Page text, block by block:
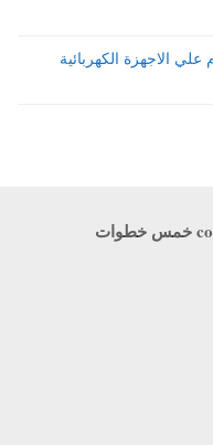
2026 في عيد الأم علي الاجهزة الكهربائية